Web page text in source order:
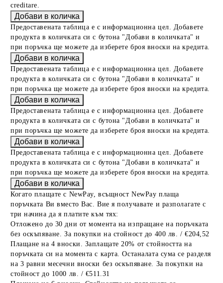
creditare.
Предоставената таблица е с информационна цел. Добавете
продукта в количката си с бутона "Добави в количката" и
при поръчка ще можете да изберете броя вноски на кредита.
Предоставената таблица е с информационна цел. Добавете
продукта в количката си с бутона "Добави в количката" и
при поръчка ще можете да изберете броя вноски на кредита.
Предоставената таблица е с информационна цел. Добавете
продукта в количката си с бутона "Добави в количката" и
при поръчка ще можете да изберете броя вноски на кредита.
Предоставената таблица е с информационна цел. Добавете
продукта в количката си с бутона "Добави в количката" и
при поръчка ще можете да изберете броя вноски на кредита.
Когато плащате с NewPay, всъщност NewPay плаща
поръчката Ви вместо Вас. Вие я получавате и разполагате с
три начина да я платите към тях:
Отложено до 30 дни от момента на изпращане на поръчката
без оскъпяване. За покупки на стойност до 400 лв. / €204,52
Плащане на 4 вноски. Заплащате 20% от стойността на
поръчката си на момента с карта. Останалата сума се разделя
на 3 равни месечни вноски без оскъпяване. За покупки на
стойност до 1000 лв. / €511.31